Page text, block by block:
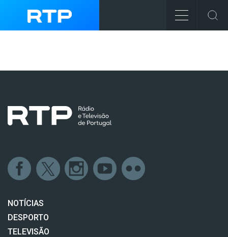
NOTÍCIAS
DESPORTO
TELEVISÃO